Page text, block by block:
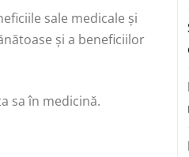
sale medicale și
și a beneficiilor
sa în medicină.